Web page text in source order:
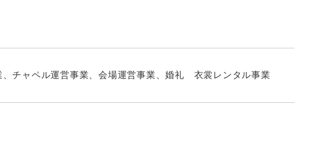
チャペル運営事業、会場運営事業、婚礼 衣裳レンタル事業